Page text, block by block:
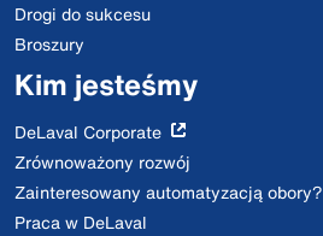
Drogi do sukcesu
Broszury
Kim jesteśmy
DeLaval Corporate
Zrównoważony rozwój
Zainteresowany automatyzacją obory?
Praca w DeLaval